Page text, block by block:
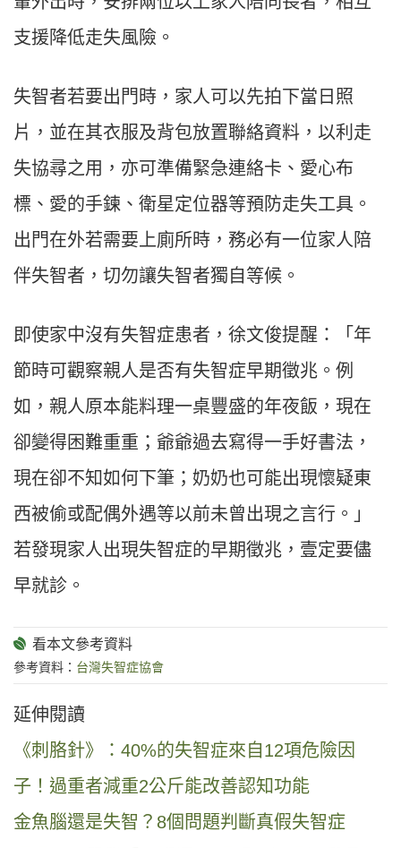
支援降低走失風險。
失智者若要出門時，家人可以先拍下當日照
片，並在其衣服及背包放置聯絡資料，以利走
失協尋之用，亦可準備緊急連絡卡、愛心布
標、愛的手鍊、衛星定位器等預防走失工具。
出門在外若需要上廁所時，務必有一位家人陪
伴失智者，切勿讓失智者獨自等候。
即使家中沒有失智症患者，徐文俊提醒：「年
節時可觀察親人是否有失智症早期徵兆。例
如，親人原本能料理一桌豐盛的年夜飯，現在
卻變得困難重重；爺爺過去寫得一手好書法，
現在卻不知如何下筆；奶奶也可能出現懷疑東
西被偷或配偶外遇等以前未曾出現之言行。」
若發現家人出現失智症的早期徵兆，壹定要儘
早就診。
參考資料： 台灣失智症協會
延伸閱讀
《刺胳針》：40%的失智症來自12項危險因
子！過重者減重2公斤能改善認知功能
金魚腦還是失智？8個問題判斷真假失智症